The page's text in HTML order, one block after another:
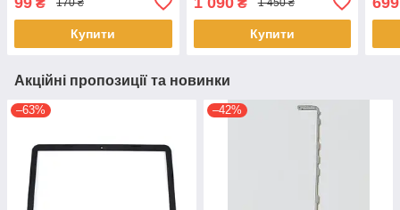
170 ₴
Купити
440 445 G8 640 440 445
G9
1 450 ₴
Купити
001
Акційні пропозиції та новинки
–63% –42%